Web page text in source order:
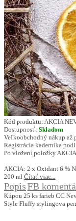
Kód produktu: AKCIA
Dostupnosť: Skladom
Veľkoobchodný nákup až
Registrácia kaderníka
Po vložení položky
AKCIA: 2 x Oxidant 6 %
200 ml Čítať viac...
PopisFB
Kúpou 25 ks farieb CC
Style Fluffy stylingova